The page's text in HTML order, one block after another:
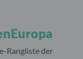
Rangliste der